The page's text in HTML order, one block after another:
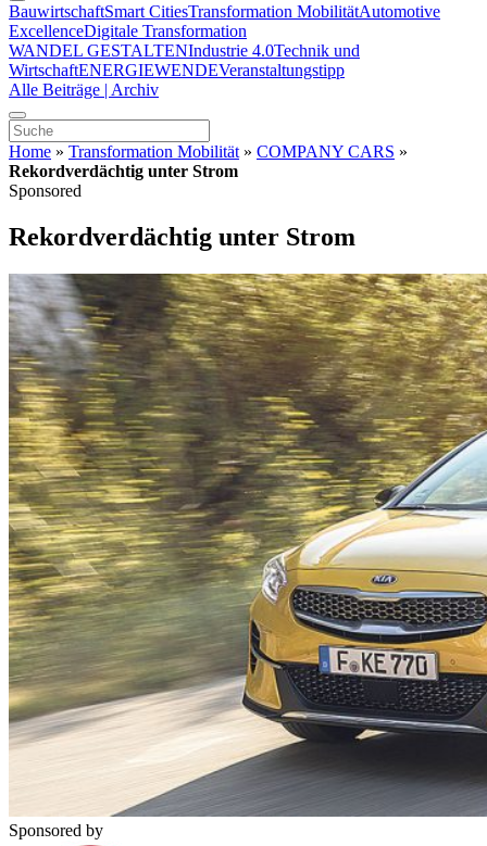
BauwirtschaftSmart CitiesTransformation MobilitätAutomotive
ExcellenceDigitale Transformation
WANDEL GESTALTENIndustrie 4.0Technik und
WirtschaftENERGIEWENDEVeranstaltungstipp
Alle Beiträge | Archiv
Home » Transformation Mobilität » COMPANY CARS »
Rekordverdächtig unter Strom
Sponsored
Rekordverdächtig unter Strom
Sponsored by